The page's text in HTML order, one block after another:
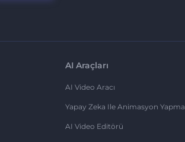
AI Araçları
AI Video Aracı
Yapay Zeka Ile Animasyon Yapma
AI Video Editörü